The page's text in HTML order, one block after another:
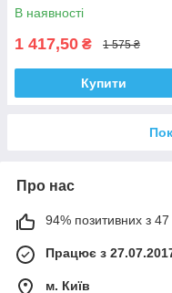
В наявності
1 417,50 ₴ 1 575 ₴
Купити
Про нас
94% позитивних з 47
Працює з
м. Київ